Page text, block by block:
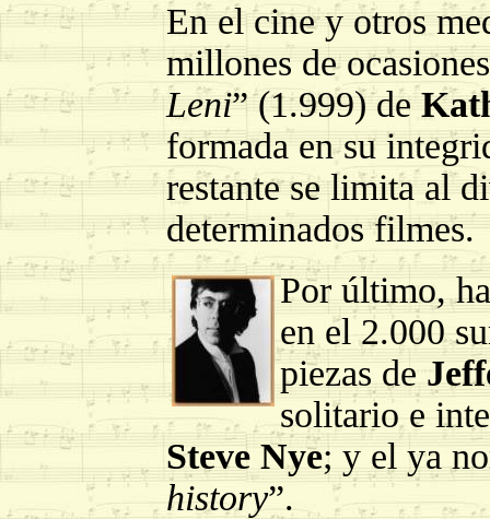
En el cine y otros
millones de
Leni” (1.999) de
formada en su
restante se limita al
determinados filmes.
Por último,
en el 2.000
piezas de
solitario e
Steve Nye; y el ya
history”.